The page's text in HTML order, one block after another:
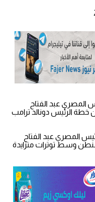
المصري عبد الفتاح
خطة الرئيس دونالد ترامب
المصري عبد الفتاح
وسط توترات متزايدة